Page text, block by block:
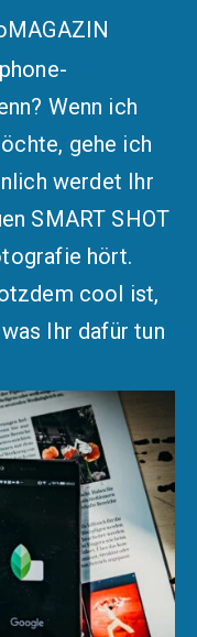
Wenn ich
gehe ich
werdet Ihr
SMART SHOT
hört.
cool ist,
Ihr dafür tun